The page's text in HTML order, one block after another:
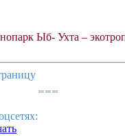
Ыб- Ухта –